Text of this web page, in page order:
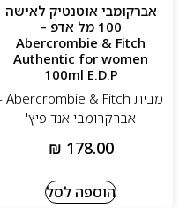
אברקומבי אוטנטיק לאישה
100 מל אדפ –
Abercrombie & Fitch
Authentic for women
100ml E.D.P
מבית Abercrombie & Fitch -
אברקרומבי אנד פיץ'
₪ 178.00
הוספה לסל